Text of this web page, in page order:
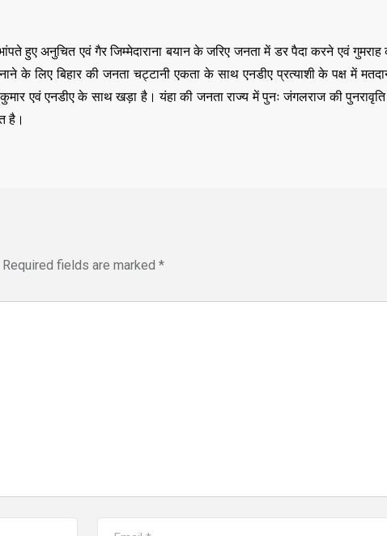
हुए अनुचित एवं गैर जिम्मेदाराना बयान के जरिए जनता में डर पैदा करने एवं
के लिए बिहार की जनता चट्टानी एकता के साथ एनडीए प्रत्याशी के पक्ष में
एवं एनडीए के साथ खड़ा है। यंहा की जनता राज्य में पुनः जंगलराज की पुनरावृति
है।
Required fields are marked *
JUNE 3, 2026
ASSAM , BIHAR,
DELHI, EDUCATION,
LATEST NEWS,